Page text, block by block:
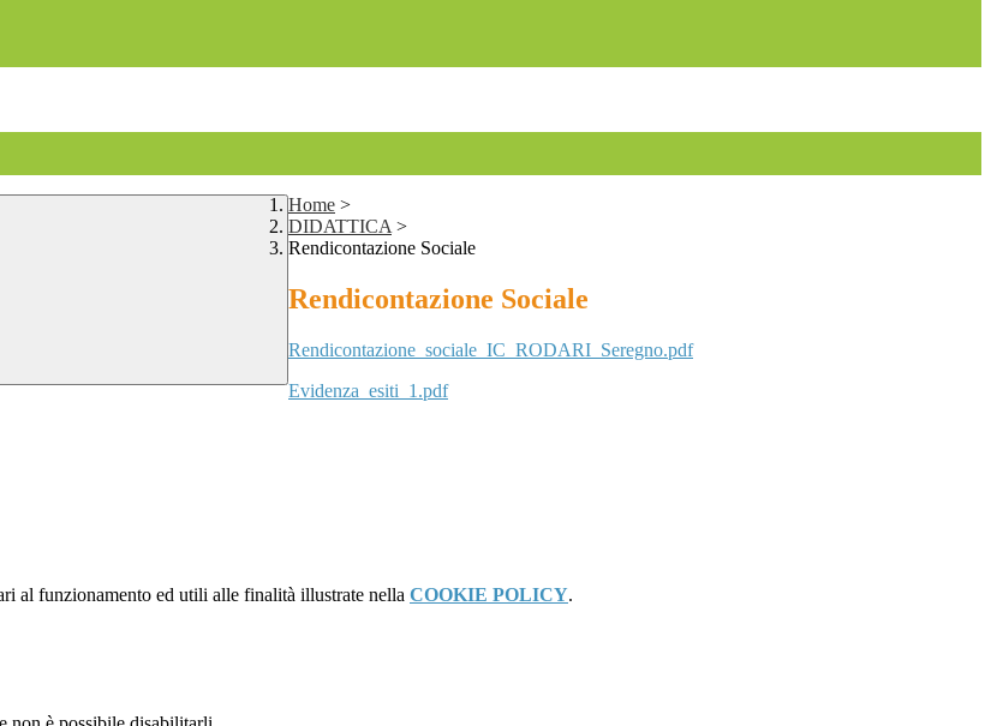
Home >
DIDATTICA >
Rendicontazione Sociale
Rendicontazione Sociale
Rendicontazione_sociale_IC_RODARI_Seregno.pdf
Evidenza_esiti_1.pdf
al funzionamento ed utili alle finalità illustrate nella COOKIE POLICY.